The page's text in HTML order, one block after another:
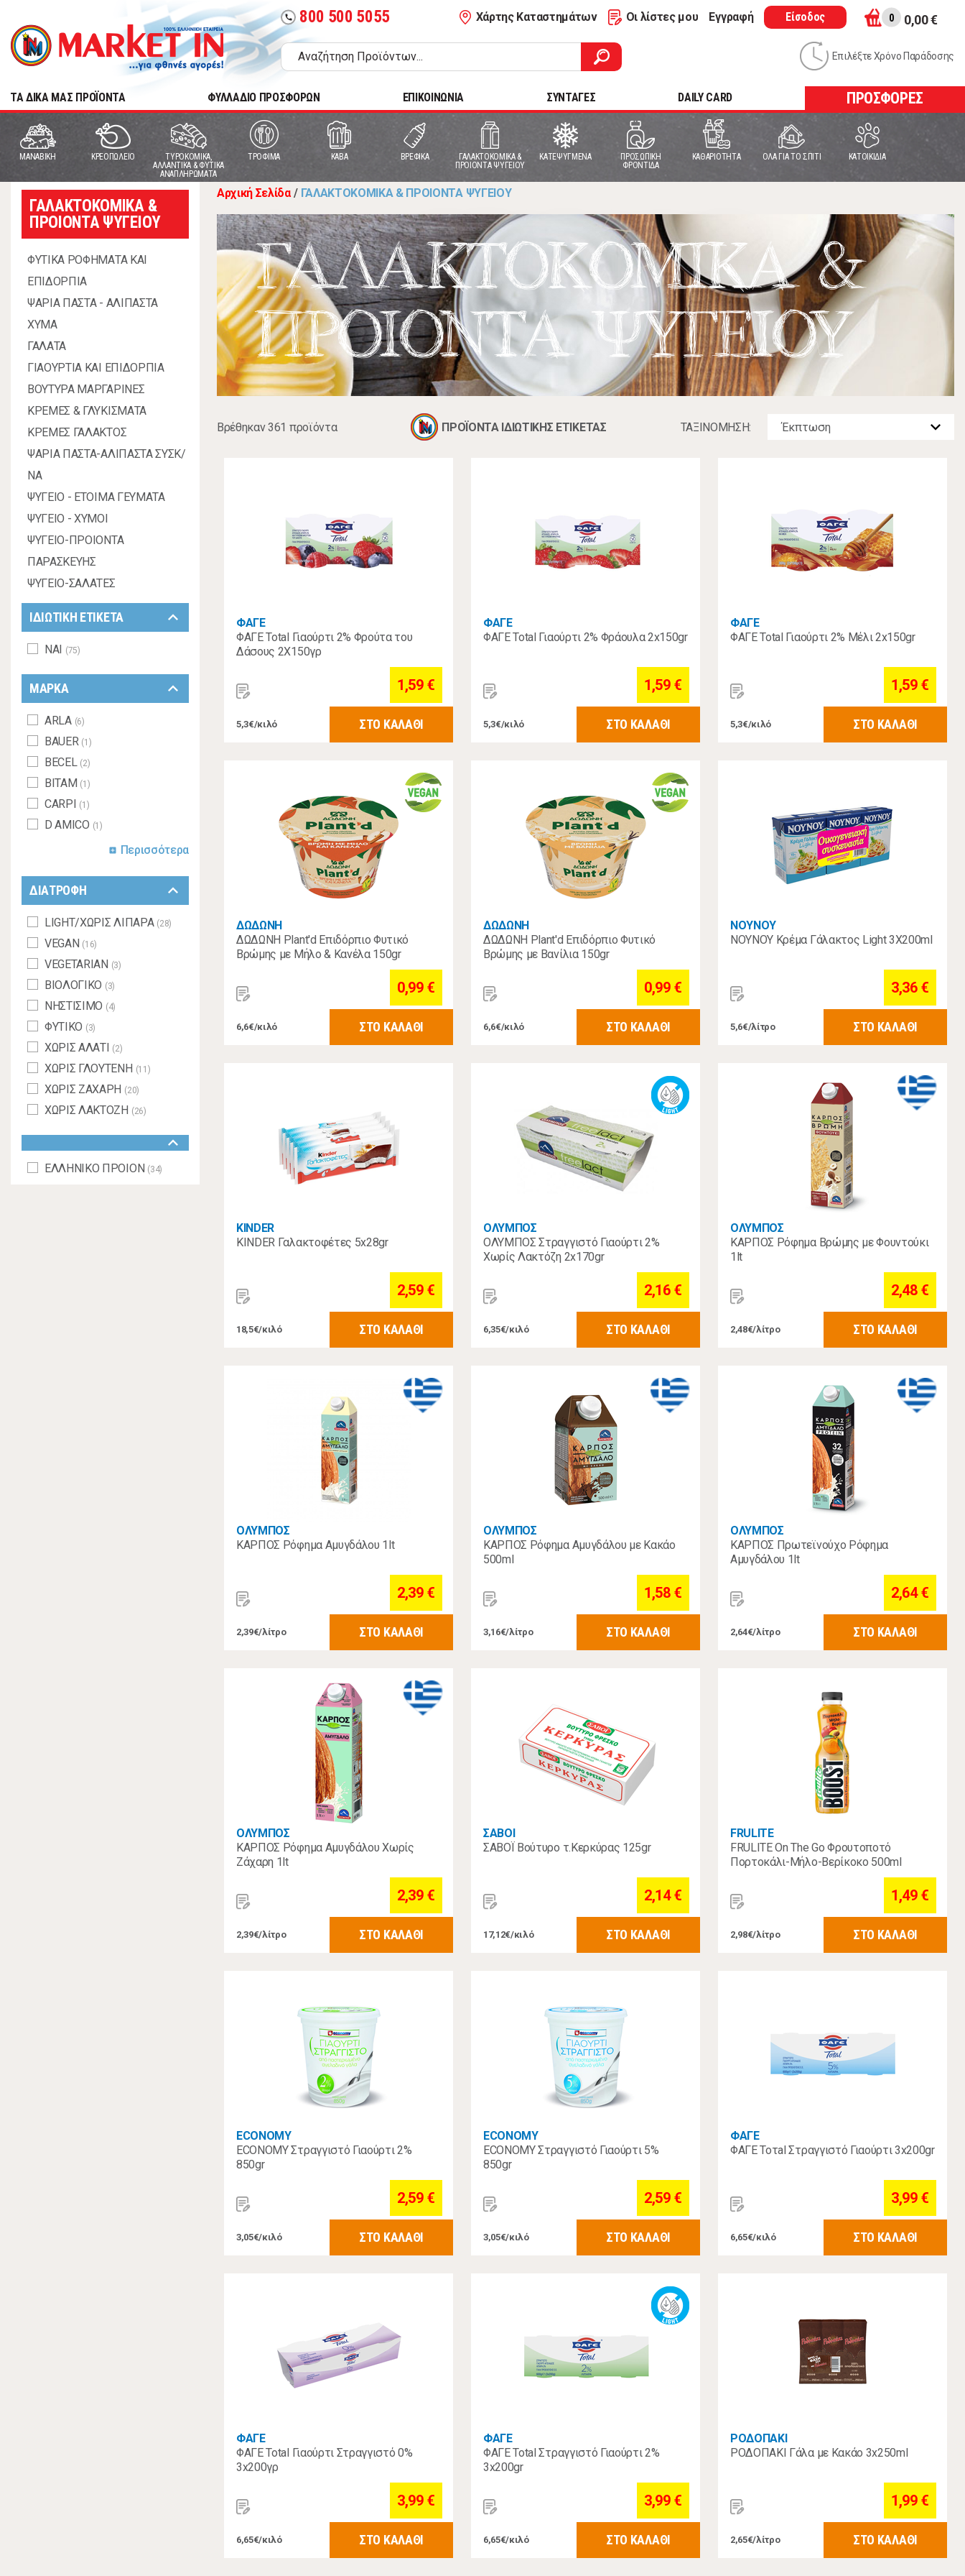
call 800 500 5055 Χάρτης Καταστημάτων Οι λίστες μου Εγγραφή Είσοδος 0 0,00 €
Επιλέξτε Χρόνο Παράδοσης
TA ΔΙΚΑ ΜΑΣ ΠΡΟΪΟΝΤΑ ΦΥΛΛΑΔΙΟ ΠΡΟΣΦΟΡΩΝ ΕΠΙΚΟΙΝΩΝΙΑ ΣΥΝΤΑΓΕΣ DAILY CARD ΠΡΟΣΦΟΡΕΣ
MANABIKH ΚΡΕΟΠΩΛΕΙΟ
ΤΥΡΟΚΟΜΙΚΑ,
ΑΛΛΑΝΤΙΚΑ & ΦΥΤΙΚΑ
ΑΝΑΠΛΗΡΩΜΑΤΑ
ΤΡΟΦΙΜΑ ΚΑΒΑ ΒΡΕΦΙΚΑ
ΓΑΛΑΚΤΟΚΟΜΙΚΑ &
ΠΡΟΙΟΝΤΑ ΨΥΓΕΙΟΥ
ΚΑΤΕΨΥΓΜΕΝΑ
ΠΡΟΣΩΠΙΚΗ
ΦΡΟΝΤΙΔΑ
ΚΑΘΑΡΙΟΤΗΤΑ ΟΛΑ ΓΙΑ ΤΟ ΣΠΙΤΙ ΚΑΤΟΙΚΙΔΙΑ
ΓΑΛΑΚΤΟΚΟΜΙΚΑ &
ΠΡΟΙΟΝΤΑ ΨΥΓΕΙΟΥ
ΦΥΤΙΚΑ ΡΟΦΗΜΑΤΑ ΚΑΙ
ΕΠΙΔΟΡΠΙΑ
ΨΑΡΙΑ ΠΑΣΤΑ - ΑΛΙΠΑΣΤΑ
ΧΥΜΑ
ΓΑΛΑΤΑ
ΓΙΑΟΥΡΤΙΑ ΚΑΙ ΕΠΙΔΟΡΠΙΑ
ΒΟΥΤΥΡΑ ΜΑΡΓΑΡΙΝΕΣ
ΚΡΕΜΕΣ & ΓΛΥΚΙΣΜΑΤΑ
ΚΡΕΜΕΣ ΓΑΛΑΚΤΟΣ
ΨΑΡΙΑ ΠΑΣΤΑ-ΑΛΙΠΑΣΤΑ ΣΥΣΚ/
ΝΑ
ΨΥΓΕΙΟ - ΕΤΟΙΜΑ ΓΕΥΜΑΤΑ
ΨΥΓΕΙΟ - ΧΥΜΟΙ
ΨΥΓΕΙΟ-ΠΡΟΙΟΝΤΑ
ΠΑΡΑΣΚΕΥΗΣ
ΨΥΓΕΙΟ-ΣΑΛΑΤΕΣ
ΙΔΙΩΤΙΚΗ ΕΤΙΚΕΤΑ keyboard_arrow_down
ΝΑΙ (75)
ΜΑΡΚΑ keyboard_arrow_down
ARLA (6)
BAUER (1)
BECEL (2)
BITAM (1)
CARPI (1)
D AMICO (1)
add_box Περισσότερα
ΔΙΑΤΡΟΦΗ keyboard_arrow_down
LIGHT/ΧΩΡΙΣ ΛΙΠΑΡΑ (28)
VEGAN (16)
VEGETARIAN (3)
ΒΙΟΛΟΓΙΚΟ (3)
ΝΗΣΤΙΣΙΜΟ (4)
ΦΥΤΙΚΟ (3)
ΧΩΡΙΣ ΑΛΑΤΙ (2)
ΧΩΡΙΣ ΓΛΟΥΤΕΝΗ (11)
ΧΩΡΙΣ ΖΑΧΑΡΗ (20)
ΧΩΡΙΣ ΛΑΚΤΟΖΗ (26)
keyboard_arrow_down
ΕΛΛΗΝΙΚΟ ΠΡΟΙΟΝ (34)
Αρχική Σελίδα / ΓΑΛΑΚΤΟΚΟΜΙΚΑ & ΠΡΟΙΟΝΤΑ ΨΥΓΕΙΟΥ
ΓΑΛΑΚΤΟΚΟΜΙΚΑ &
ΠΡΟΙΟΝΤΑ ΨΥΓΕΙΟΥ
Βρέθηκαν 361 προϊόντα ΠΡΟΪΟΝΤΑ ΙΔΙΩΤΙΚΗΣ ΕΤΙΚΕΤΑΣ ΤΑΞΙΝOΜΗΣΗ:
ΦΑΓΕ
ΦΑΓΕ Total Γιαούρτι 2% Φρούτα του
Δάσους 2Χ150γρ
1,59 €
5,3€/κιλό ΣΤΟ ΚΑΛΑΘΙ
ΦΑΓΕ
ΦΑΓΕ Total Γιαούρτι 2% Φράουλα 2x150gr
1,59 €
5,3€/κιλό ΣΤΟ ΚΑΛΑΘΙ
ΦΑΓΕ
ΦΑΓΕ Total Γιαούρτι 2% Μέλι 2x150gr
1,59 €
5,3€/κιλό ΣΤΟ ΚΑΛΑΘΙ
ΔΩΔΩΝΗ
ΔΩΔΩΝΗ Plant'd Επιδόρπιο Φυτικό
Βρώμης με Μήλο & Κανέλα 150gr
0,99 €
6,6€/κιλό ΣΤΟ ΚΑΛΑΘΙ
ΔΩΔΩΝΗ
ΔΩΔΩΝΗ Plant'd Επιδόρπιο Φυτικό
Βρώμης με Βανίλια 150gr
0,99 €
6,6€/κιλό ΣΤΟ ΚΑΛΑΘΙ
ΝΟΥΝΟΥ
ΝΟΥΝΟΥ Κρέμα Γάλακτος Light 3X200ml
3,36 €
5,6€/λίτρο ΣΤΟ ΚΑΛΑΘΙ
KINDER
KINDER Γαλακτοφέτες 5x28gr
2,59 €
18,5€/κιλό ΣΤΟ ΚΑΛΑΘΙ
ΟΛΥΜΠΟΣ
ΟΛΥΜΠΟΣ Στραγγιστό Γιαούρτι 2%
Χωρίς Λακτόζη 2x170gr
2,16 €
6,35€/κιλό ΣΤΟ ΚΑΛΑΘΙ
ΟΛΥΜΠΟΣ
ΚΑΡΠΟΣ Ρόφημα Βρώμης με Φουντούκι
1lt
2,48 €
2,48€/λίτρο ΣΤΟ ΚΑΛΑΘΙ
ΟΛΥΜΠΟΣ
ΚΑΡΠΟΣ Ρόφημα Αμυγδάλου 1lt
2,39 €
2,39€/λίτρο ΣΤΟ ΚΑΛΑΘΙ
ΟΛΥΜΠΟΣ
ΚΑΡΠΟΣ Ρόφημα Αμυγδάλου με Κακάο
500ml
1,58 €
3,16€/λίτρο ΣΤΟ ΚΑΛΑΘΙ
ΟΛΥΜΠΟΣ
ΚΑΡΠΟΣ Πρωτεϊνούχο Ρόφημα
Αμυγδάλου 1lt
2,64 €
2,64€/λίτρο ΣΤΟ ΚΑΛΑΘΙ
ΟΛΥΜΠΟΣ
ΚΑΡΠΟΣ Ρόφημα Αμυγδάλου Χωρίς
Ζάχαρη 1lt
2,39 €
2,39€/λίτρο ΣΤΟ ΚΑΛΑΘΙ
ΣΑΒΟΙ
ΣΑΒΟΪ Βούτυρο τ.Κερκύρας 125gr
2,14 €
17,12€/κιλό ΣΤΟ ΚΑΛΑΘΙ
FRULITE
FRULITE On The Go Φρουτοποτό
Πορτοκάλι-Μήλο-Βερίκοκο 500ml
1,49 €
2,98€/λίτρο ΣΤΟ ΚΑΛΑΘΙ
ECONOMY
ECONOMY Στραγγιστό Γιαούρτι 2%
850gr
2,59 €
3,05€/κιλό ΣΤΟ ΚΑΛΑΘΙ
ECONOMY
ECONOMY Στραγγιστό Γιαούρτι 5%
850gr
2,59 €
3,05€/κιλό ΣΤΟ ΚΑΛΑΘΙ
ΦΑΓΕ
ΦΑΓΕ Τοτal Στραγγιστό Γιαούρτι 3x200gr
3,99 €
6,65€/κιλό ΣΤΟ ΚΑΛΑΘΙ
ΦΑΓΕ
ΦΑΓΕ Total Γιαούρτι Στραγγιστό 0%
3x200γρ
3,99 €
6,65€/κιλό ΣΤΟ ΚΑΛΑΘΙ
ΦΑΓΕ
ΦΑΓΕ Total Στραγγιστό Γιαούρτι 2%
3x200gr
3,99 €
6,65€/κιλό ΣΤΟ ΚΑΛΑΘΙ
ΡΟΔΟΠΑΚΙ
ΡΟΔΟΠΑΚΙ Γάλα με Κακάο 3x250ml
1,99 €
2,65€/λίτρο ΣΤΟ ΚΑΛΑΘΙ